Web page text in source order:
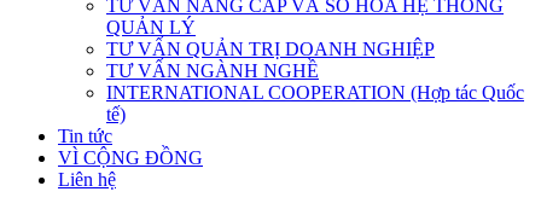
TƯ VẤN NÂNG CẤP VÀ SỐ HÓA HỆ THỐNG
QUẢN LÝ
TƯ VẤN QUẢN TRỊ DOANH NGHIỆP
TƯ VẤN NGÀNH NGHỀ
INTERNATIONAL COOPERATION (Hợp tác Quốc
tế)
Tin tức
VÌ CỘNG ĐỒNG
Liên hệ